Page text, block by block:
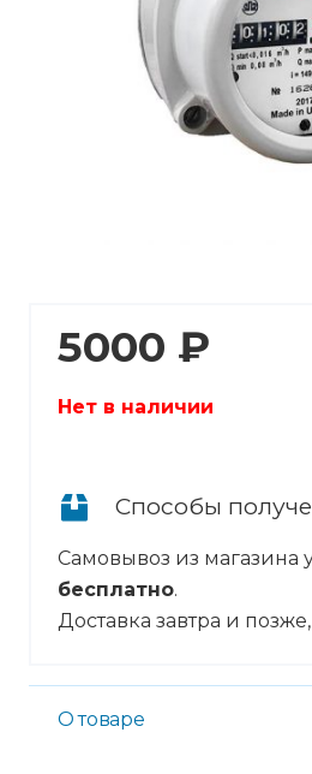
5000 ₽
Нет в наличии
Способы
Самовывоз из магазина
бесплатно.
Доставка завтра и позже,
О товаре